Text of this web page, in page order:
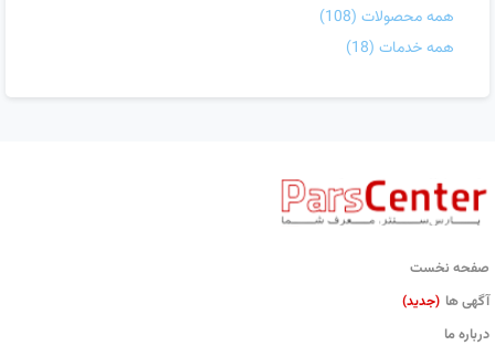
همه محصولات (108)
همه خدمات (18)
صفحه نخست
آگهی ها (جدید)
درباره ما